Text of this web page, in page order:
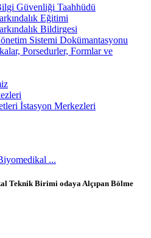
Güvenliği Taahhüdü
Eğitimi
Bildirgesi
Sistemi Dokümantasyonu
Porsedurler, Formlar ve
İstasyon Merkezleri
...
Teknik Birimi odaya Alçıpan Bölme